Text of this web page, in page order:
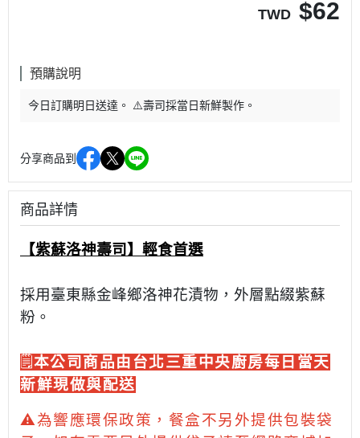
TWD $62
預購說明
今日訂購明日送達。 ⚠️壽司採當日新鮮製作。
分享商品到
商品詳情
【紫蘇洛神壽司】輕食首選
採用臺東縣金峰鄉洛神花漬物，外層點綴紫蘇
粉。
🗒️本公司商品由台北三重中央廚房每日當天
新鮮現做與配送
⚠️為響應環保政策，餐盒不另外提供包裝袋